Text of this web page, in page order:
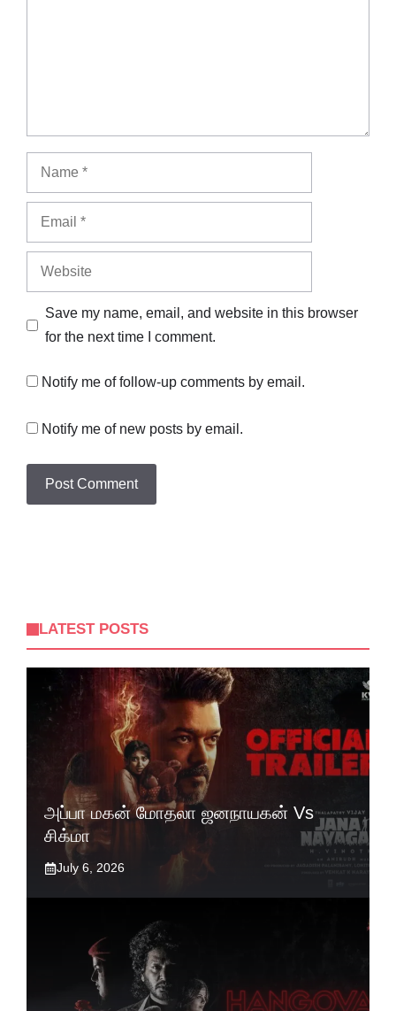
Name
Email
Website
Save my name, email, and website in this browser
for the next time I comment.
Notify me of follow-up comments by email.
Notify me of new posts by email.
LATEST POSTS
அப்பா மகன் மோதலா ஜனநாயகன் Vs
சிக்மா
July 6, 2026